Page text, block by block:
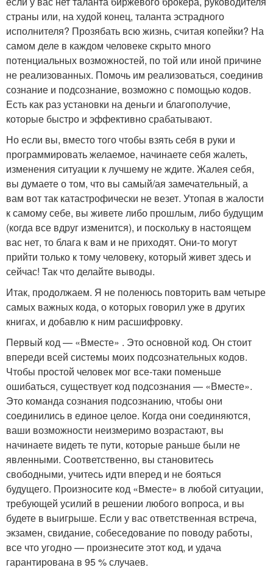
страны или, на худой конец, таланта эстрадного
исполнителя? Прозябать всю жизнь, считая копейки? На
самом деле в каждом человеке скрыто много
потенциальных возможностей, по той или иной причине
не реализованных. Помочь им реализоваться, соединив
сознание и подсознание, возможно с помощью кодов.
Есть как раз установки на деньги и благополучие,
которые быстро и эффективно срабатывают.
Но если вы, вместо того чтобы взять себя в руки и
программировать желаемое, начинаете себя жалеть,
изменения ситуации к лучшему не ждите. Жалея себя,
вы думаете о том, что вы самый/ая замечательный, а
вам вот так катастрофически не везет. Утопая в жалости
к самому себе, вы живете либо прошлым, либо будущим
(когда все вдруг изменится), и поскольку в настоящем
вас нет, то блага к вам и не приходят. Они-то могут
прийти только к тому человеку, который живет здесь и
сейчас! Так что делайте выводы.
Итак, продолжаем. Я не поленюсь повторить вам четыре
самых важных кода, о которых говорил уже в других
книгах, и добавлю к ним расшифровку.
Первый код — «Вместе» . Это основной код. Он стоит
впереди всей системы моих подсознательных кодов.
Чтобы простой человек мог все-таки поменьше
ошибаться, существует код подсознания — «Вместе».
Это команда сознания подсознанию, чтобы они
соединились в единое целое. Когда они соединяются,
ваши возможности неизмеримо возрастают, вы
начинаете видеть те пути, которые раньше были не
явленными. Соответственно, вы становитесь
свободными, учитесь идти вперед и не бояться
будущего. Произносите код «Вместе» в любой ситуации,
требующей усилий в решении любого вопроса, и вы
будете в выигрыше. Если у вас ответственная встреча,
экзамен, свидание, собеседование по поводу работы,
все что угодно — произнесите этот код, и удача
гарантирована в 95 % случаев.